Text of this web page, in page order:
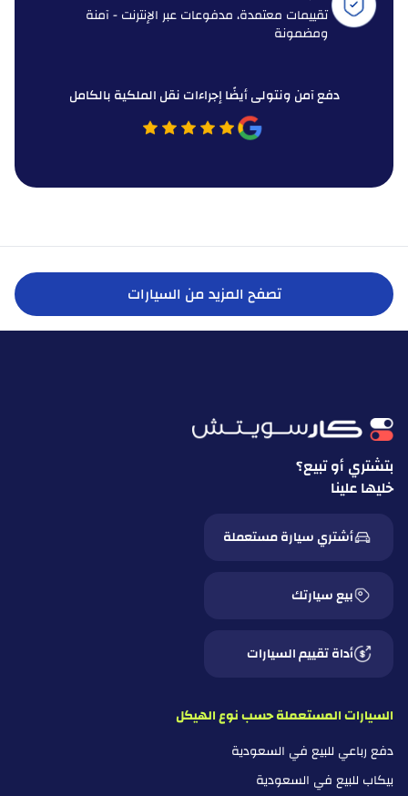
تقييمات معتمدة، مدفوعات عبر الإنترنت - آمنة
ومضمونة
دفع آمن ونتولى أيضًا إجراءات نقل الملكية بالكامل
تصفح المزيد من السيارات
بتشتري أو تبيع؟
خليها علينا
أشتري سيارة مستعملة
بيع سيارتك
أداة تقييم السيارات
السيارات المستعملة حسب نوع الهيكل
دفع رباعي للبيع في السعودية
بيكاب للبيع في السعودية